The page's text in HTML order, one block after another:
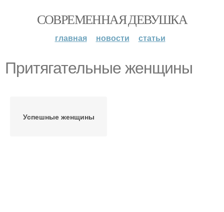
СОВРЕМЕННАЯ ДЕВУШКА
главная новости статьи
Притягательные женщины
Успешные женщины